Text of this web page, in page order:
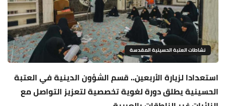
نشاطات العتبة الحسينية المقدسة
استعدادا لزيارة الأربعين.. قسم الشؤون الدينية في العتبة
الحسينية يطلق دورة لغوية تخصصية لتعزيز التواصل مع